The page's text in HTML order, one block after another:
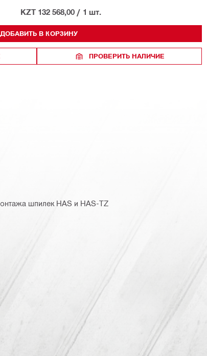
KZT 132 568,00 / 1 шт.
ДОБАВИТЬ В КОРЗИНУ
ПРОВЕРИТЬ НАЛИЧИЕ
шпилек HAS и HAS-TZ